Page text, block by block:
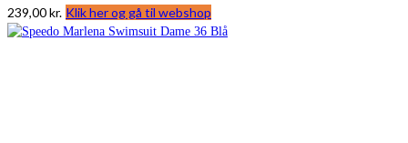
239,00kr. Klik her og gå til webshop